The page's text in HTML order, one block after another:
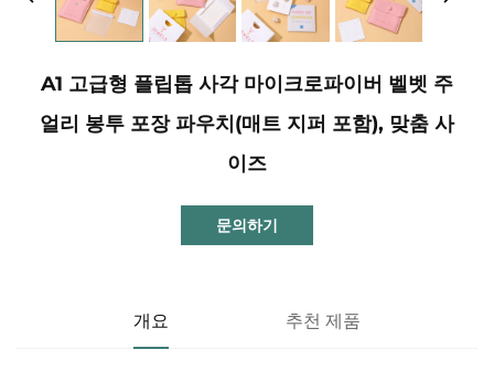
A1 고급형 플립톱 사각 마이크로파이버 벨벳 주
얼리 봉투 포장 파우치(매트 지퍼 포함), 맞춤 사
이즈
문의하기
개요 추천 제품